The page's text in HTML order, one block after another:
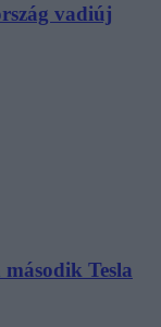
vadiúj
Tesla